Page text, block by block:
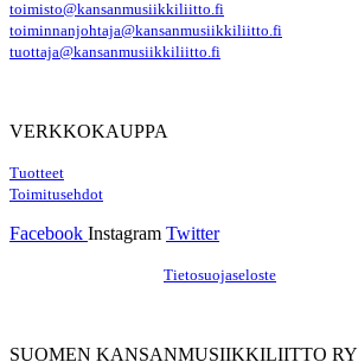
toimisto@kansanmusiikkiliitto.fi
toiminnanjohtaja@kansanmusiikkiliitto.fi
tuottaja@kansanmusiikkiliitto.fi
VERKKOKAUPPA
Tuotteet
Toimitusehdot
Facebook Instagram Twitter
Tietosuojaseloste
SUOMEN KANSANMUSIIKKILIITTO RY